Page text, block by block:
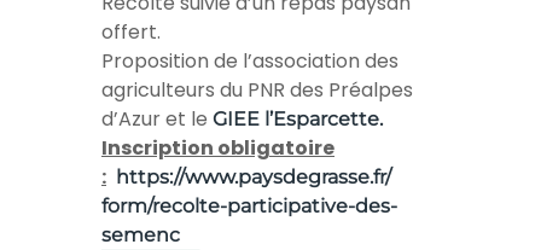
offert.
Proposition de l’association des
agriculteurs du PNR des Préalpes
d’Azur et le GIEE l’Esparcette.
Inscription obligatoire
: https://www.paysdegrasse.fr/
form/recolte-participative-des-
semenc